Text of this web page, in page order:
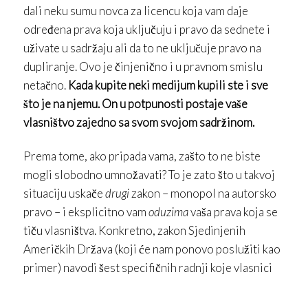
dali neku sumu novca za licencu koja vam daje
određena prava koja uključuju i pravo da sednete i
uživate u sadržaju ali da to ne uključuje pravo na
dupliranje. Ovo je činjenično i u pravnom smislu
netačno. Kada kupite neki medijum kupili ste i sve
što je na njemu. On u potpunosti postaje vaše
vlasništvo zajedno sa svom svojom sadržinom.
Prema tome, ako pripada vama, zašto to ne biste
mogli slobodno umnožavati? To je zato što u takvoj
situaciju uskačedrugizakon – monopol na autorsko
pravo – i eksplicitno vamoduzimavaša prava koja se
tiču vlasništva. Konkretno, zakon Sjedinjenih
Američkih Država (koji će nam ponovo poslužiti kao
primer) navodi šest specifičnih radnji koje vlasnici